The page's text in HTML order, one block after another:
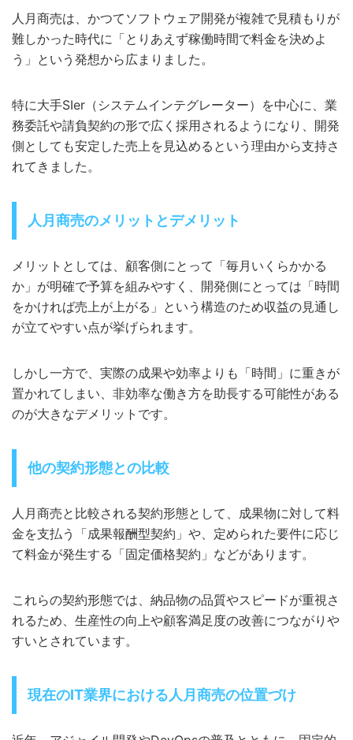
人月商売は、かつてソフトウェア開発が複雑で見積もりが
難しかった時代に「とりあえず稼働時間で料金を決めよ
う」という発想から広まりました。
特に大手SIer（システムインテグレーター）を中心に、業
務委託や請負契約の形で広く採用されるようになり、開発
側としても安定した売上を見込めるという理由から支持さ
れてきました。
人月商売のメリットとデメリット
メリットとしては、顧客側にとって「毎月いくらかかる
か」が明確で予算を組みやすく、開発側にとっては「時間
をかければ売上が上がる」という構造のため収益の見通し
が立てやすい点が挙げられます。
しかし一方で、実際の成果や効率よりも「時間」に重きが
置かれてしまい、非効率な働き方を助長する可能性がある
のが大きなデメリットです。
他の契約形態との比較
人月商売と比較される契約形態として、成果物に対して料
金を支払う「成果報酬型契約」や、定められた要件に応じ
て料金が発生する「固定価格契約」などがあります。
これらの契約形態では、納品物の品質やスピードが重視さ
れるため、生産性の向上や顧客満足度の改善につながりや
すいとされています。
現在のIT業界における人月商売の位置づけ